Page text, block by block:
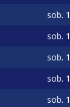
sob.
sob.
sob.
sob.
sob.